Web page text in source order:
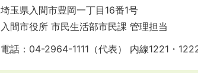
埼玉県入間市豊岡一丁目16番1号
入間市役所 市民生活部市民課 管理担当
電話：04-2964-1111（代表） 内線1221・